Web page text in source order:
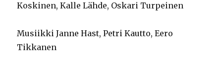
Koskinen, Kalle Lähde, Oskari Turpeinen
Musiikki Janne Hast, Petri Kautto, Eero
Tikkanen